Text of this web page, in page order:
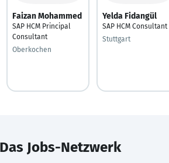
Faizan Mohammed
SAP HCM Principal
Consultant
Oberkochen
Yelda Fidangül
SAP HCM Consultant
Stuttgart
Jobs-Netzwerk